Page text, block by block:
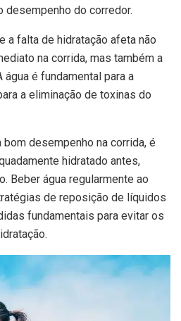
desempenho do corredor.
a falta de hidratação afeta não
na corrida, mas também a
é fundamental para a
a eliminação de toxinas do
bom desempenho na corrida, é
hidratado antes,
Beber água regularmente ao
de reposição de líquidos
fundamentais para evitar os